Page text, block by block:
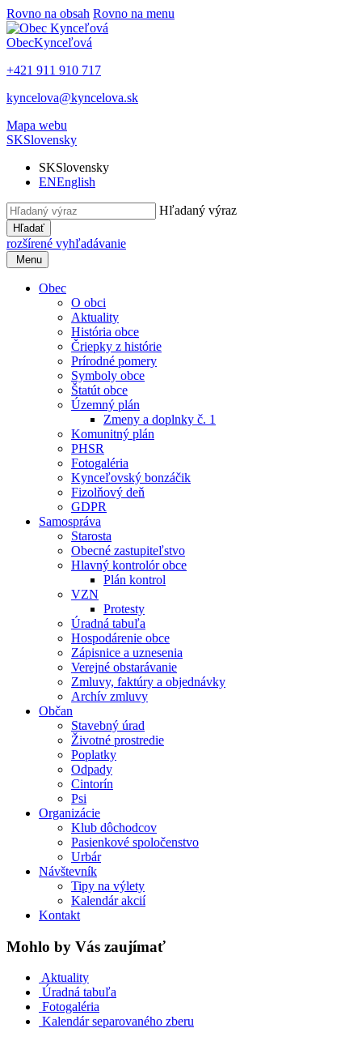
Rovno na obsah Rovno na menu
ObecKynceľová
+421 911 910 717
kyncelova@kyncelova.sk
Mapa webu
SKSlovensky
SKSlovensky
ENEnglish
Hľadaný výraz
Hľadať
rozšírené vyhľadávanie
Menu
Obec
O obci
Aktuality
História obce
Čriepky z histórie
Prírodné pomery
Symboly obce
Štatút obce
Územný plán
Zmeny a doplnky č. 1
Komunitný plán
PHSR
Fotogaléria
Kynceľovský bonzáčik
Fizolňový deň
GDPR
Samospráva
Starosta
Obecné zastupiteľstvo
Hlavný kontrolór obce
Plán kontrol
VZN
Protesty
Úradná tabuľa
Hospodárenie obce
Zápisnice a uznesenia
Verejné obstarávanie
Zmluvy, faktúry a objednávky
Archív zmluvy
Občan
Stavebný úrad
Životné prostredie
Poplatky
Odpady
Cintorín
Psi
Organizácie
Klub dôchodcov
Pasienkové spoločenstvo
Urbár
Návštevník
Tipy na výlety
Kalendár akcií
Kontakt
Mohlo by Vás zaujímať
Aktuality
Úradná tabuľa
Fotogaléria
Kalendár separovaného zberu